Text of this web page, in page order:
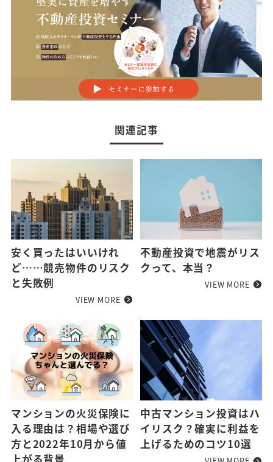
関連記事
安く買ったはいいけれ
ど……競売物件のリスク
と失敗例
VIEW MORE
不動産投資で地震がリス
クって、本当？
VIEW MORE
マンションの火災保険に
入る理由は？相場や選び
方と2022年10月から値
上がる背景
中古マンション投資はハ
イリスク？確実に利益を
上げるためのコツ10選